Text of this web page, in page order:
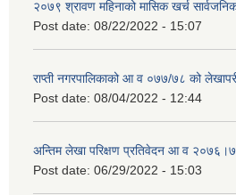
२०७९ श्रावण महिनाको मासिक खर्च
Post date: 08/22/2022 - 15:07
राप्ती नगरपालिकाको आ व ०७७/७८ को
Post date: 08/04/2022 - 12:44
अन्तिम लेखा परिक्षण प्रतिवेदन आ व
Post date: 06/29/2022 - 15:03